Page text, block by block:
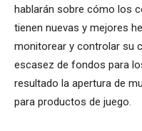
hablarán sobre cómo los
tienen nuevas y mejores
monitorear y controlar su
escasez de fondos para
resultado la apertura de
para productos de juego.